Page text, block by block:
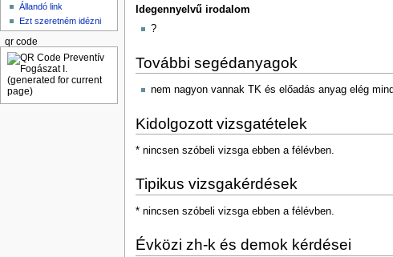
Idegennyelvű irodalom
?
További segédanyagok
nem nagyon vannak TK és előadás anyag elég
Kidolgozott vizsgatételek
* nincsen szóbeli vizsga ebben a félévben.
Tipikus vizsgakérdések
* nincsen szóbeli vizsga ebben a félévben.
Évközi zh-k és demok kérdései
Állandó link
Ezt szeretném idézni
qr code